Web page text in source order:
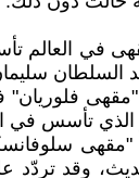
السلطان
تأسس في العام